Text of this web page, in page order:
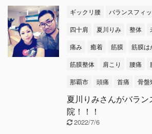
ギックリ腰 バランスフィ
四十肩
夏川りみ 整体
痛み
癒着 筋膜 筋膜は
筋膜整体
肩こり 腰痛
那覇市
頭痛 首痛 骨盤
夏川りみさんがバラ
院！！！
2022/7/6